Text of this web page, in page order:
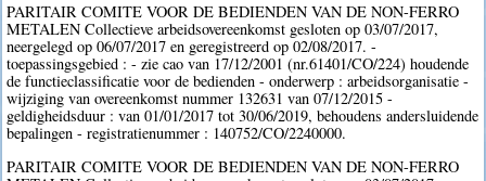
PARITAIR COMITE VOOR DE BEDIENDEN VAN DE NON-FERRO
METALEN Collectieve arbeidsovereenkomst gesloten op 03/07/2017,
neergelegd op 06/07/2017 en geregistreerd op 02/08/2017. -
toepassingsgebied : - zie cao van 17/12/2001 (nr.61401/CO/224) houdende
de functieclassificatie voor de bedienden - onderwerp : arbeidsorganisatie -
wijziging van overeenkomst nummer 132631 van 07/12/2015 -
geldigheidsduur : van 01/01/2017 tot 30/06/2019, behoudens andersluidende
bepalingen - registratienummer : 140752/CO/2240000.
PARITAIR COMITE VOOR DE BEDIENDEN VAN DE NON-FERRO